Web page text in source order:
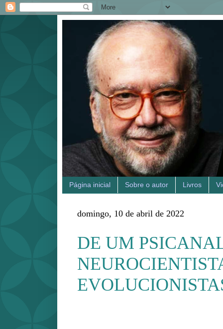
Página inicial Sobre o autor Livros
domingo, 10 de abril de 2022
DE UM